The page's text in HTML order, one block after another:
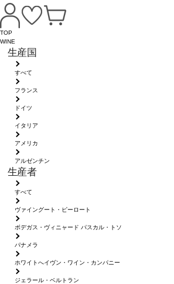
TOP
WINE
生産国
すべて
フランス
ドイツ
イタリア
アメリカ
アルゼンチン
生産者
すべて
ヴァイングート・ピーロート
ボデガス・ヴィニャード パスカル・トソ
パナメラ
ホワイトへイヴン・ワイン・カンパニー
ジェラール・ベルトラン